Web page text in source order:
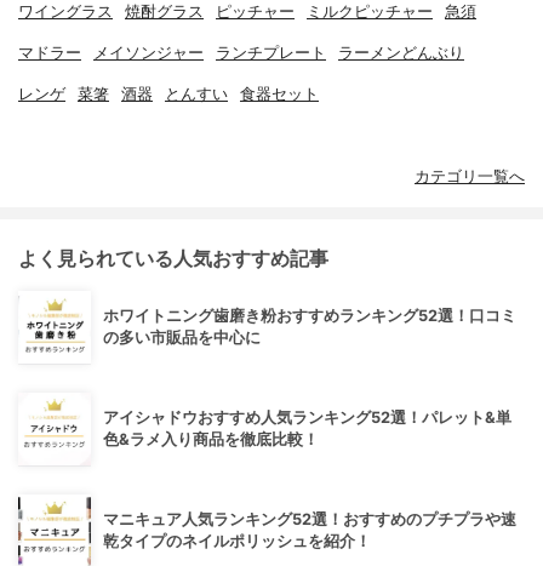
ワイングラス 焼酎グラス ピッチャー ミルクピッチャー 急須
マドラー メイソンジャー ランチプレート ラーメンどんぶり
レンゲ 菜箸 酒器 とんすい 食器セット
カテゴリ一覧へ
よく見られている人気おすすめ記事
ホワイトニング歯磨き粉おすすめランキング52選！口コミ
の多い市販品を中心に
アイシャドウおすすめ人気ランキング52選！パレット&単
色&ラメ入り商品を徹底比較！
マニキュア人気ランキング52選！おすすめのプチプラや速
乾タイプのネイルポリッシュを紹介！